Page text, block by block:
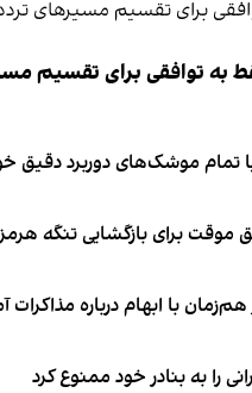
به توافقی برای تقسیم
تمام موشک‌های دوربرد دقیق
برای بازگشایی تنگه هرمز
با ابهام درباره مذاکرات
را به بنادر خود ممنوع کرد